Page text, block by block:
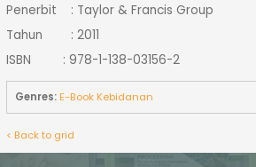
Penerbit : Taylor & Francis Group
Tahun : 2011
ISBN : 978-1-138-03156-2
Genres:E-Book Kebidanan
< Back to grid